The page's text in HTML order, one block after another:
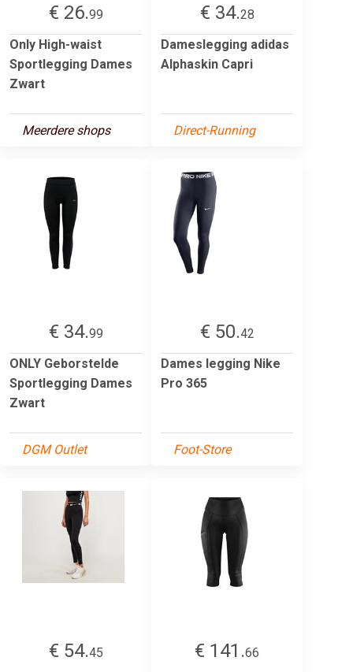
€ 26.99
Only High-waist
Sportlegging Dames
Zwart
Meerdere shops
€ 34.28
Dameslegging adidas
Alphaskin Capri
Direct-Running
€ 34.99
ONLY Geborstelde
Sportlegging Dames
Zwart
DGM Outlet
€ 50.42
Dames legging Nike
Pro 365
Foot-Store
€ 54.45 € 141.66